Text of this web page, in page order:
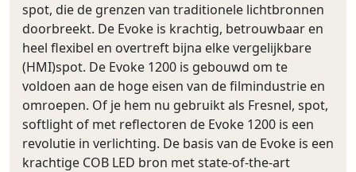
spot, die de grenzen van traditionele lichtbronnen
doorbreekt. De Evoke is krachtig, betrouwbaar en
heel flexibel en overtreft bijna elke vergelijkbare
(HMI)spot. De Evoke 1200 is gebouwd om te
voldoen aan de hoge eisen van de filmindustrie en
omroepen. Of je hem nu gebruikt als Fresnel, spot,
softlight of met reflectoren de Evoke 1200 is een
revolutie in verlichting. De basis van de Evoke is een
krachtige COB LED bron met state-of-the-art